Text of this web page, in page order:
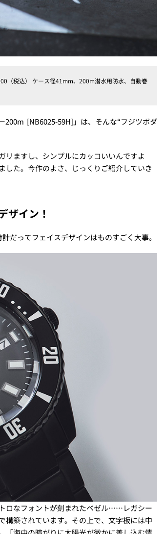
（税込） ケース径41mm、200m潜水用防水、自動巻
200m [NB6025-59H]」は、そんな“フジツボダ
リますし、シンプルにカッコいいんですよ
した。今作のよさ、じっくりご紹介していき
ザイン！
だってフェイスデザインはものすごく大事。
ロなフォントが刻まれたベゼル……レガシー
構築されています。その上で、文字板には中